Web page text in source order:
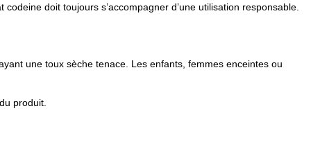
doit toujours s’accompagner d’une utilisation responsable.
une toux sèche tenace. Les enfants, femmes enceintes ou
produit.